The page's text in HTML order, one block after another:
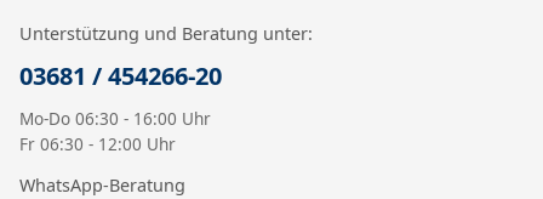
Unterstützung und Beratung unter:
03681 / 454266-20
Mo-Do 06:30 - 16:00 Uhr
Fr 06:30 - 12:00 Uhr
WhatsApp-Beratung